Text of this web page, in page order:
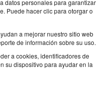
datos personales para garantizar
Puede hacer clic para otorgar o
a mejorar nuestro sitio web
de información sobre su uso.
a cookies, identificadores de
su dispositivo para ayudar en la